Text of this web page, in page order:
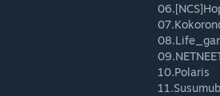
10.Polaris